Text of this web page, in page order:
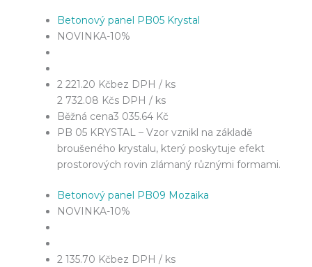
Betonový panel PB05 Krystal
NOVINKA-10%
2 221.20 Kčbez DPH / ks
2 732.08 Kčs DPH / ks
Běžná cena3 035.64 Kč
PB 05 KRYSTAL – Vzor vznikl na základě
broušeného krystalu, který poskytuje efekt
prostorových rovin zlámaný různými formami.
Betonový panel PB09 Mozaika
NOVINKA-10%
2 135.70 Kčbez DPH / ks